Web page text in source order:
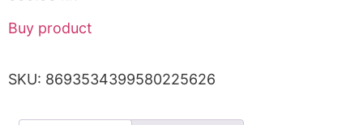
Buy product
SKU: 8693534399580225626